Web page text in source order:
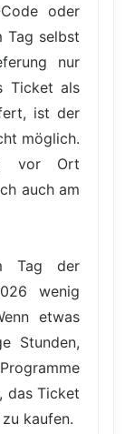
oder
Tag selbst
nur
Ticket als
ist der
möglich.
vor Ort
auch am
Tag der
wenig
etwas
Stunden,
das Ticket
kaufen.